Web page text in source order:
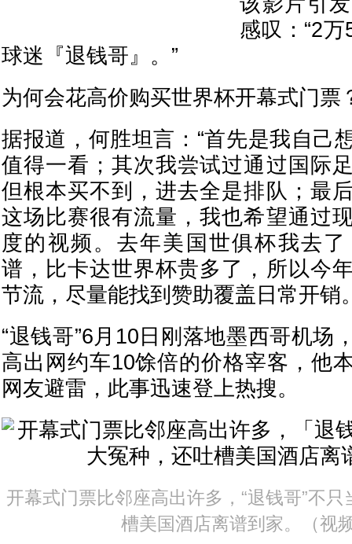
感叹：“2
球迷『退钱哥』。”
为何会花高价购买世界杯开幕式门票
据报道，何胜坦言：“首先是我自己
值得一看；其次我尝试过通过国际
但根本买不到，进去全是排队；最
这场比赛很有流量，我也希望通过
度的视频。去年美国世俱杯我去
谱，比卡达世界杯贵多了，所以今
节流，尽量能找到赞助覆盖日常开销
“退钱哥”6月10日刚落地墨西哥机场
高出网约车10馀倍的价格宰客，他
网友避雷，此事迅速登上热搜。
开幕式门票比邻座高出许多，“退钱哥”不
槽美国酒店离谱到家。（视